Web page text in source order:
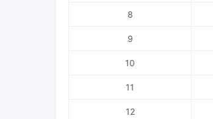
8
9
10
11
12